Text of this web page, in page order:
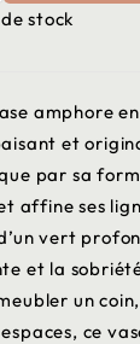
stock
amphore
et
par sa
affine ses
vert
et la
un
ce